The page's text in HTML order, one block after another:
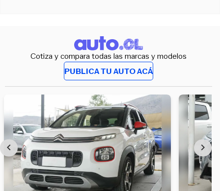
Cotiza y compara todas las marcas y modelos
PUBLICA TU AUTO ACÁ